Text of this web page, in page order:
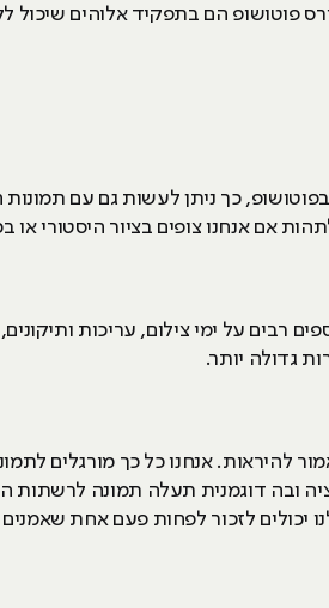
פוטושופ הם בתפקיד אלוהים שיכול
כך ניתן לעשות גם עם תמונות
אם אנחנו צופים בציור היסטורי
על ימי צילום, עריכות ותיקונים,
גדולה יותר.
להיראות. אנחנו כל כך מורגלים
ובה דוגמנית תעלה תמונה
יכולים לזכור לפחות פעם אחת